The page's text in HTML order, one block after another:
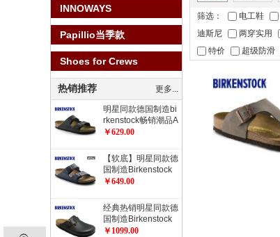
筛选： 电工鞋
迪斯尼
两穿实用
特价
超级防滑
INNOWAYS
Papillio当季款
Shoes for Crews
热销推荐 更多...
明星同款德国制造bi
rkenstock畅销潮品A
rizona健康软木拖鞋
￥629.00
【软底】明星同款德
国制造Birkenstock
经典2扣软木拖鞋Ari
舒适流行色软木拖鞋
￥649.00
经典热销明星同款德
国制造Birkenstock
经典Boston光滑牛
￥1099.00